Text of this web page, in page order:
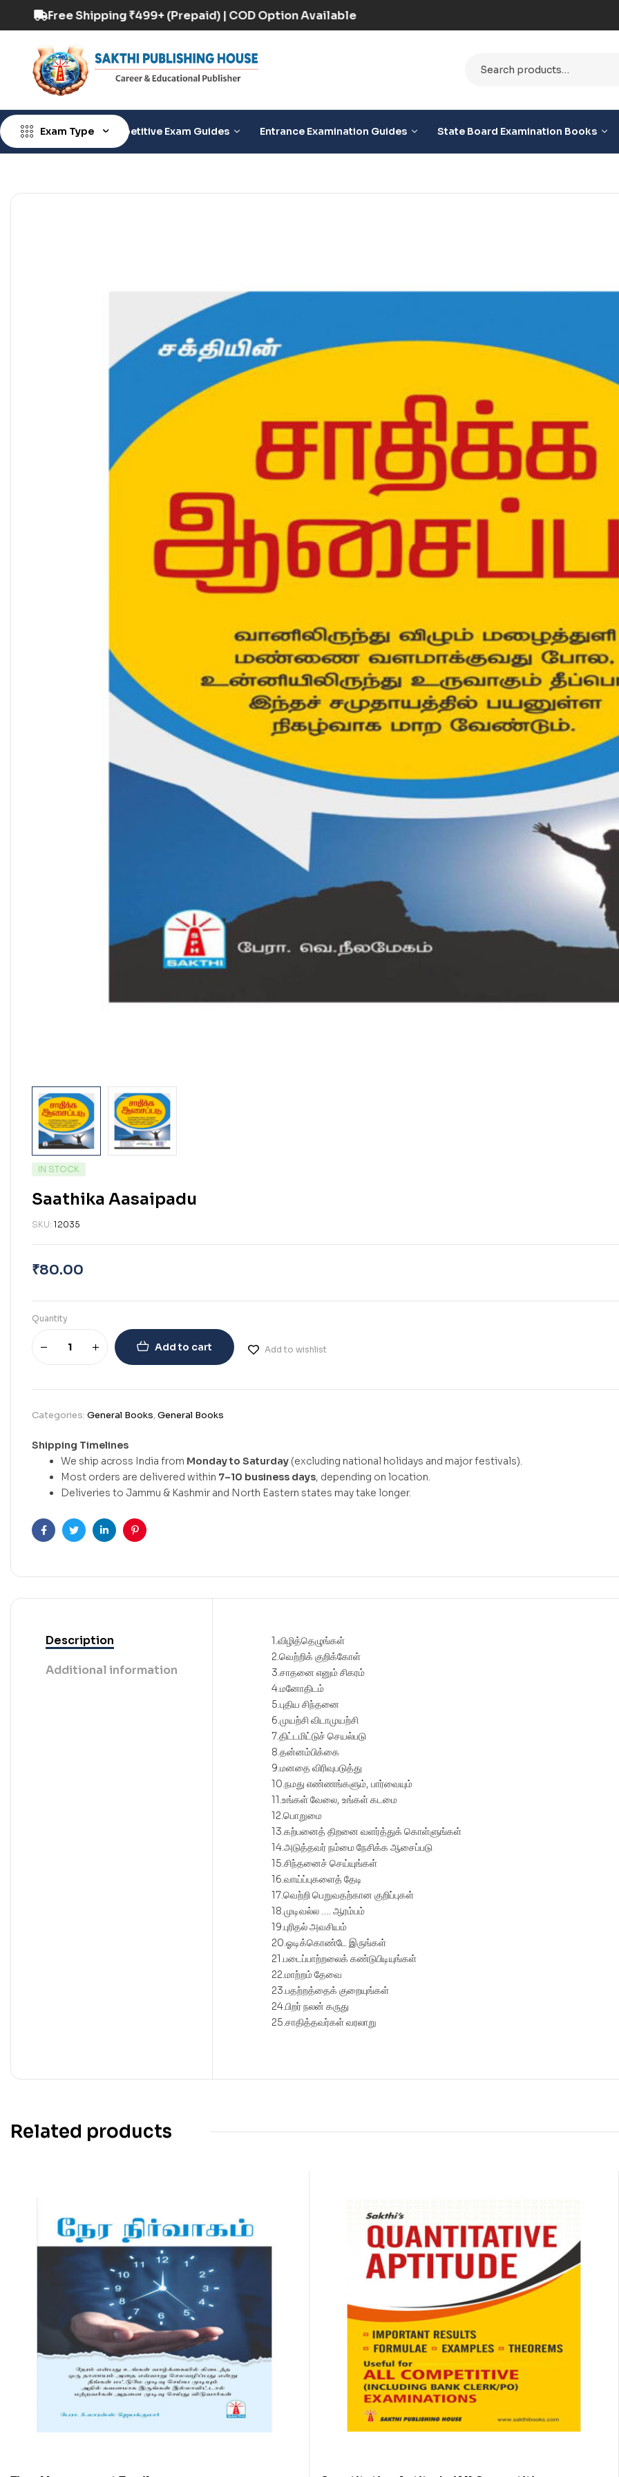
Available Free Shipping ₹499+ (Prepaid) | COD Option Available
Exam Type Competitive Exam Guides Entrance Examination Guides State Board Examination Books
IN STOCK
Saathika Aasaipadu
SKU: 12035
₹80.00
Quantity
Add to cart Add to wishlist
Categories: General Books,General Books
Shipping Timelines
We ship across India from Monday to Saturday (excluding national holidays and major festivals).
Most orders are delivered within 7–10 business days, depending on location.
Deliveries to Jammu & Kashmir and North Eastern states may take longer.
FacebookTwitterLinkedinPinterest
Description
Additional information
1.விழித்தெழுங்கள்
2.வெற்றிக் குறிக்கோள்
3.சாதனை எனும் சிகரம்
4.மனோதிடம்
5.புதிய சிந்தனை
6.முயற்சி விடாமுயற்சி
7.திட்டமிட்டுச் செயல்படு
8.தன்னம்பிக்கை
9.மனதை விரிவுபடுத்து
10.நமது எண்ணங்களும், பார்வையும்
11.உங்கள் வேலை, உங்கள் கடமை
12.பொறுமை
13.கற்பனைத் திறனை வளர்த்துக் கொள்ளுங்கள்
14.அடுத்தவர் நம்மை நேசிக்க ஆசைப்படு
15.சிந்தனைச் செய்யுங்கள்
16.வாய்ப்புகளைத் தேடி
17.வெற்றி பெறுவதற்கான குறிப்புகள்
18.முடிவல்ல …. ஆரம்பம்
19.புரிதல் அவசியம்
20.ஓடிக்கொண்டே இருங்கள்
21.படைப்பாற்றலைக் கண்டுபிடியுங்கள்
22.மாற்றம் தேவை
23.பதற்றத்தைக் குறையுங்கள்
24.பிறர் நலன் கருது
25.சாதித்தவர்கள் வரலாறு
Related products